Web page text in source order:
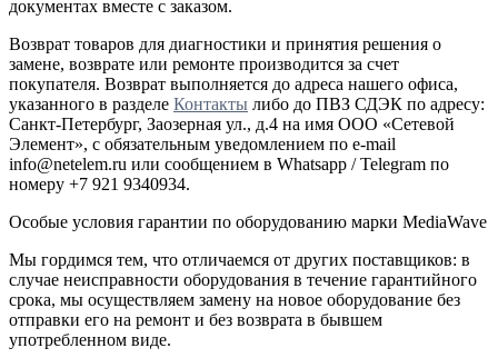
документах вместе с заказом.
Возврат товаров для диагностики и принятия решения о
замене, возврате или ремонте производится за счет
покупателя. Возврат выполняется до адреса нашего офиса,
указанного в разделе Контакты либо до ПВЗ СДЭК по адресу:
Санкт-Петербург, Заозерная ул., д.4 на имя ООО «Сетевой
Элемент», с обязательным уведомлением по e-mail
info@netelem.ru или сообщением в Whatsapp / Telegram по
номеру +7 921 9340934.
Особые условия гарантии по оборудованию марки MediaWave
Мы гордимся тем, что отличаемся от других поставщиков: в
случае неисправности оборудования в течение гарантийного
срока, мы осуществляем замену на новое оборудование без
отправки его на ремонт и без возврата в бывшем
употребленном виде.